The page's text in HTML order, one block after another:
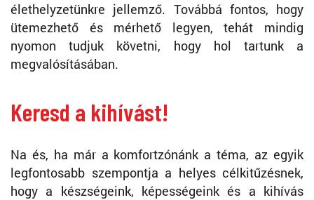
élethelyzetünkre jellemző. Továbbá fontos, hogy
ütemezhető és mérhető legyen, tehát mindig
nyomon tudjuk követni, hogy hol tartunk a
megvalósításában.
Keresd a kihívást!
Na és, ha már a komfortzónánk a téma, az egyik
legfontosabb szempontja a helyes célkitűzésnek,
hogy a készségeink, képességeink és a kihívás